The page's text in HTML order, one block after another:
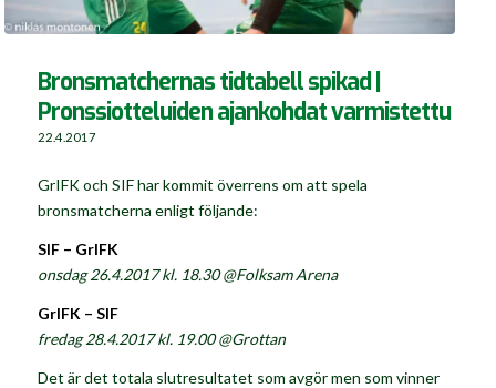
Bronsmatchernas tidtabell spikad |
Pronssiotteluiden ajankohdat varmistettu
22.4.2017
GrIFK och SIF har kommit överrens om att spela
bronsmatcherna enligt följande:
SIF – GrIFK
onsdag 26.4.2017 kl. 18.30 @Folksam Arena
GrIFK – SIF
fredag 28.4.2017 kl. 19.00 @Grottan
Det är det totala slutresultatet som avgör men som vinner